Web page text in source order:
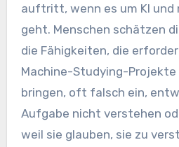
auftritt, wenn es um KI und
geht. Menschen schätzen
die Fähigkeiten, die
Machine-Studying-Projekte
bringen, oft falsch ein,
Aufgabe nicht verstehen
weil sie glauben, sie zu